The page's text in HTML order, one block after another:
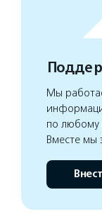
Мы
по любому
Вместе мы